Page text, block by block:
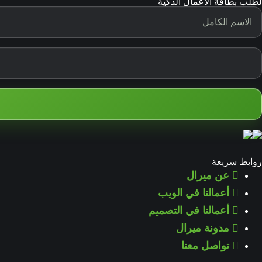
روابط سريعة
عن ميرال
أعمالنا في الويب
أعمالنا في التصميم
مدونة ميرال
تواصل معنا